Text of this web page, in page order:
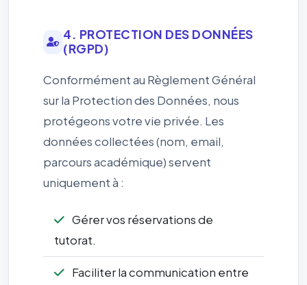
4. PROTECTION DES DONNÉES
(RGPD)
Conformément au Règlement Général
sur la Protection des Données, nous
protégeons votre vie privée. Les
données collectées (nom, email,
parcours académique) servent
uniquement à :
Gérer vos réservations de
tutorat.
Faciliter la communication entre